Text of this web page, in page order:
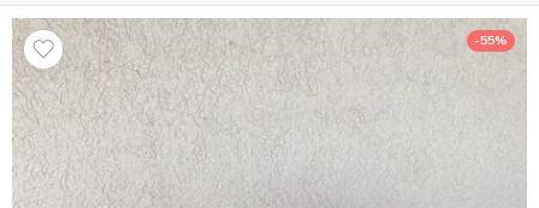
-55%